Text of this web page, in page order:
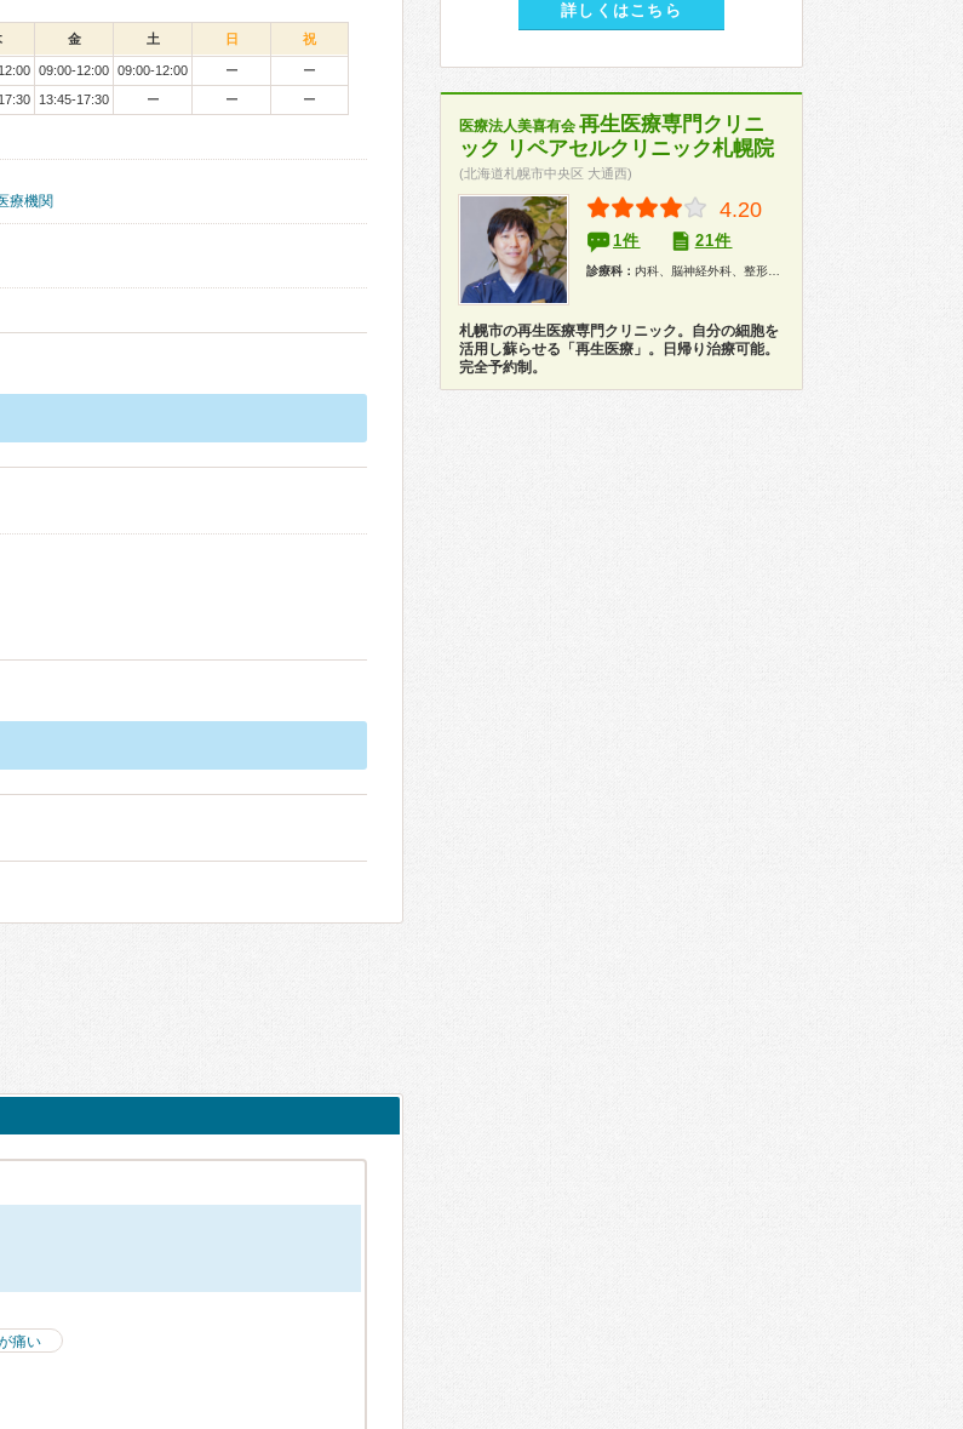
金 土 日 祝
09:00-12:00 09:00-12:00 ー
ー
13:45-17:30 ー ー ー
療機関
痛い
詳しくはこちら
医療法人美喜有会 再生医療専門クリニ
ック リペアセルクリニック札幌院
(北海道札幌市中央区 大通西)
4.20
1件 21件
診療科： 内科、脳神経外科、整形外科、美容皮膚科
札幌市の再生医療専門クリニック。自分の細胞を
活用し蘇らせる「再生医療」。日帰り治療可能。
完全予約制。